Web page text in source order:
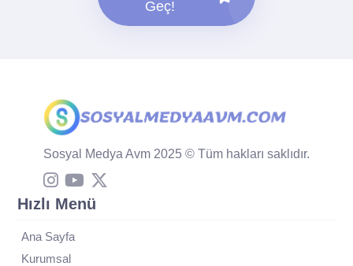
Geç!
Sosyal Medya Avm 2025 © Tüm hakları saklıdır.
Hızlı Menü
Ana Sayfa
Kurumsal